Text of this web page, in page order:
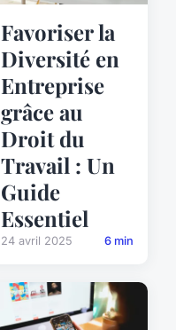
Favoriser la
Diversité en
Entreprise
grâce au
Droit du
Travail : Un
Guide
Essentiel
24 avril 2025 6 min